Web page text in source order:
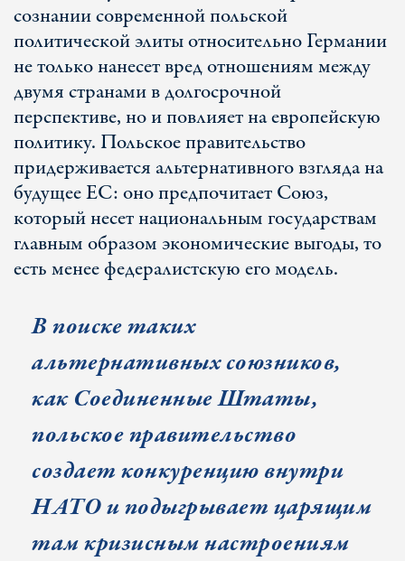
сознании современной польской
политической элиты относительно Германии
не только нанесет вред отношениям между
двумя странами в долгосрочной
перспективе, но и повлияет на европейскую
политику. Польское правительство
придерживается альтернативного взгляда на
будущее ЕС: оно предпочитает Союз,
который несет национальным государствам
главным образом экономические выгоды, то
есть менее федералистскую его модель.
В поиске таких
альтернативных союзников,
как Соединенные Штаты,
польское правительство
создает конкуренцию внутри
НАТО и подыгрывает царящим
там кризисным настроениям